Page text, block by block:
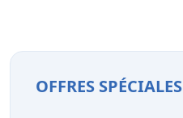
OFFRES SPÉCIALES